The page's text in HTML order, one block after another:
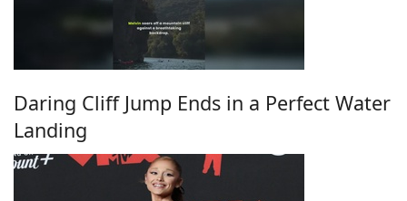
Daring Cliff Jump Ends in a Perfect Water
Landing